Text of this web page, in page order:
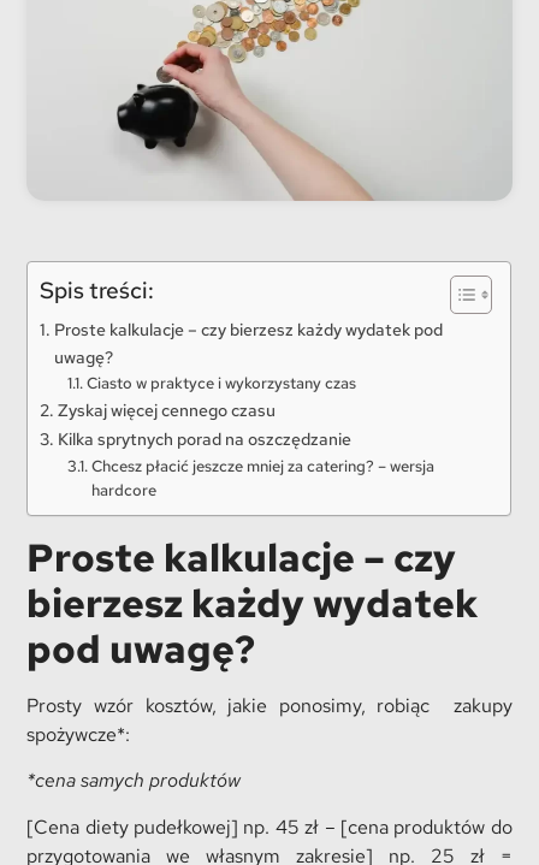
Spis treści:
Proste kalkulacje – czy bierzesz każdy wydatek pod
uwagę?
Ciasto w praktyce i wykorzystany czas
Zyskaj więcej cennego czasu
Kilka sprytnych porad na oszczędzanie
Chcesz płacić jeszcze mniej za catering? – wersja
hardcore
Proste kalkulacje – czy
bierzesz każdy wydatek
pod uwagę?
Prosty wzór kosztów, jakie ponosimy, robiąc zakupy
spożywcze*:
*cena samych produktów
[Cena diety pudełkowej] np. 45 zł – [cena produktów do
przygotowania we własnym zakresie] np. 25 zł =